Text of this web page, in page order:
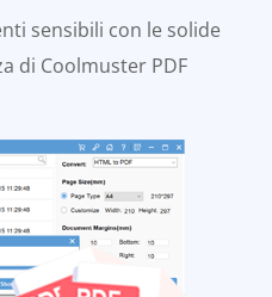
sensibili con le solide
di Coolmuster PDF